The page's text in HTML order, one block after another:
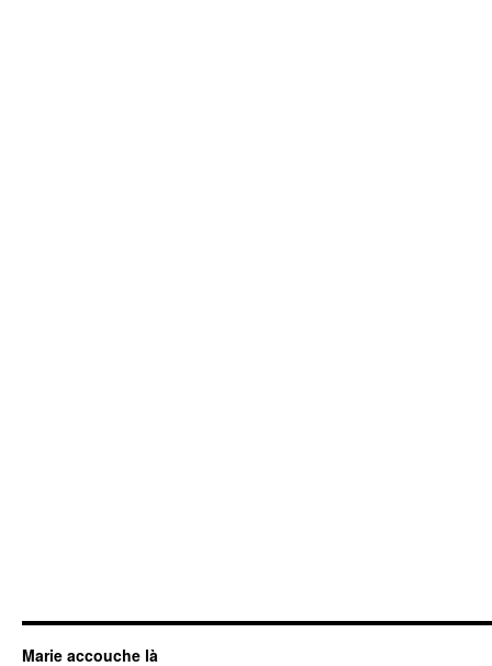
Marie accouche là